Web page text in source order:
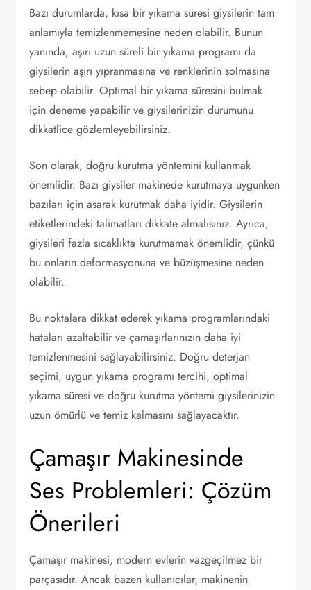
Bazı durumlarda, kısa bir yıkama süresi giysilerin tam
anlamıyla temizlenmemesine neden olabilir. Bunun
yanında, aşırı uzun süreli bir yıkama programı da
giysilerin aşırı yıpranmasına ve renklerinin solmasına
sebep olabilir. Optimal bir yıkama süresini bulmak
için deneme yapabilir ve giysilerinizin durumunu
dikkatlice gözlemleyebilirsiniz.
Son olarak, doğru kurutma yöntemini kullanmak
önemlidir. Bazı giysiler makinede kurutmaya uygunken
bazıları için asarak kurutmak daha iyidir. Giysilerin
etiketlerindeki talimatları dikkate almalısınız. Ayrıca,
giysileri fazla sıcaklıkta kurutmamak önemlidir, çünkü
bu onların deformasyonuna ve büzüşmesine neden
olabilir.
Bu noktalara dikkat ederek yıkama programlarındaki
hataları azaltabilir ve çamaşırlarınızın daha iyi
temizlenmesini sağlayabilirsiniz. Doğru deterjan
seçimi, uygun yıkama programı tercihi, optimal
yıkama süresi ve doğru kurutma yöntemi giysilerinizin
uzun ömürlü ve temiz kalmasını sağlayacaktır.
Çamaşır Makinesinde
Ses Problemleri: Çözüm
Önerileri
Çamaşır makinesi, modern evlerin vazgeçilmez bir
parçasıdır. Ancak bazen kullanıcılar, makinenin